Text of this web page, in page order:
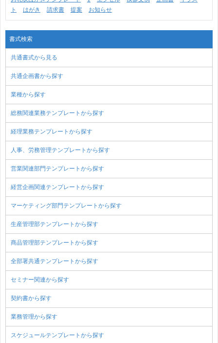
ト
はがき 請求書 提案 お知らせ
書式検索
共通書式から見る
共通企画書から探す
業種から探す
総務関連業務テンプレートから探す
経理業務テンプレートから探す
人事、労務管理テンプレートから探す
営業関連部門テンプレートから探す
経営企画関連テンプレートから探す
マーケティング部門テンプレートから探す
生産管理部テンプレートから探す
商品管理部テンプレートから探す
全部署共通テンプレートから探す
セミナー関連から探す
契約書から探す
業務管理から探す
スケジュールテンプレートから探す